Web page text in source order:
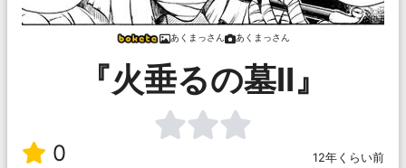
あくまっさん あくまっさん
『火垂るの墓Ⅱ』
0 12年くらい前